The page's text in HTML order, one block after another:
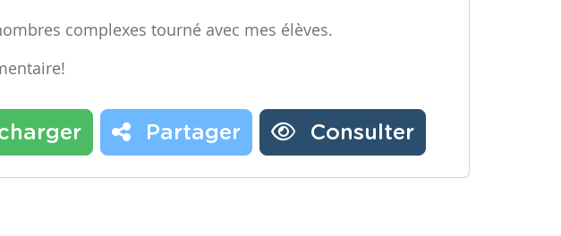
complexes tourné avec mes élèves.
Partager Consulter